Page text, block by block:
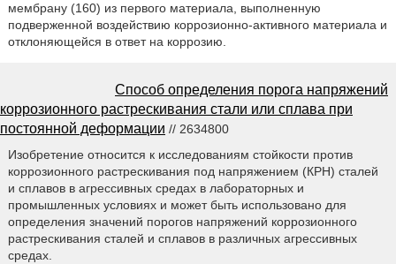
мембрану (160) из первого материала, выполненную
подверженной воздействию коррозионно-активного материала и
отклоняющейся в ответ на коррозию.
Способ определения порога напряжений
коррозионного растрескивания стали или сплава при
постоянной деформации // 2634800
Изобретение относится к исследованиям стойкости против
коррозионного растрескивания под напряжением (КРН) сталей
и сплавов в агрессивных средах в лабораторных и
промышленных условиях и может быть использовано для
определения значений порогов напряжений коррозионного
растрескивания сталей и сплавов в различных агрессивных
средах.